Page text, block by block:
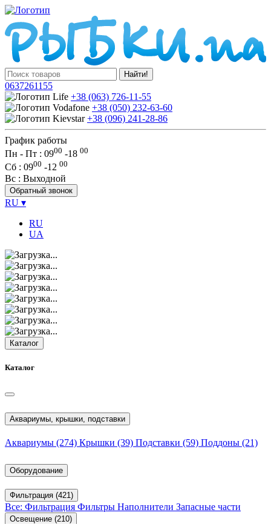
Найти!
0637261155
+38 (063) 726-11-55
+38 (050) 232-63-60
+38 (096) 241-28-86
График работы
Пн - Пт : 0900 -18 00
Сб : 0900 -12 00
Вс : Выходной
Обратный звонок
RU ▾
RU
UA
Каталог
Каталог
Аквариумы, крышки, подставки
Аквариумы (274) Крышки (39) Подставки (59) Поддоны (21)
Оборудование
Фильтрация (421)
Все: Фильтрация Фильтры Наполнители Запасные части
Освещение (210)